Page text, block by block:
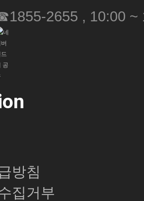
2655 , 10:00 ~
방침
집거부